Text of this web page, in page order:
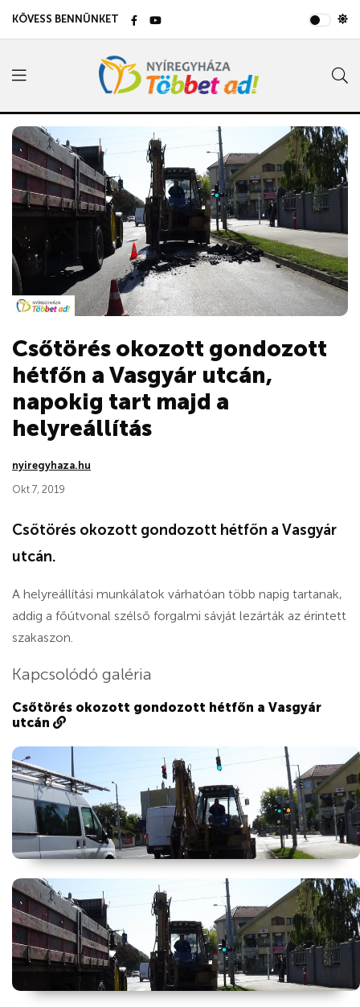
KÖVESS BENNÜNKET
Csőtörés okozott gondozott
hétfőn a Vasgyár utcán,
napokig tart majd a
helyreállítás
nyiregyhaza.hu
Okt 7, 2019
Csőtörés okozott gondozott hétfőn a Vasgyár
utcán.
A helyreállítási munkálatok várhatóan több napig tartanak,
addig a főútvonal szélső forgalmi sávját lezárták az érintett
szakaszon.
Kapcsolódó galéria
Csőtörés okozott gondozott hétfőn a Vasgyár
utcán